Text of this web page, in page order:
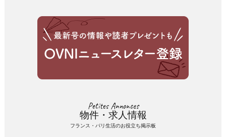
Petites Annonces
物件・求人情報
フランス・パリ生活のお役立ち掲示板